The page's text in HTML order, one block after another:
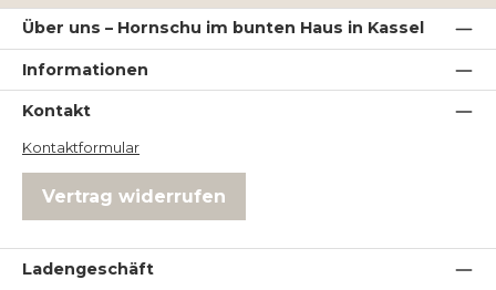
Über uns – Hornschu im bunten Haus in Kassel
Informationen
Kontakt
Kontaktformular
Vertrag widerrufen
Ladengeschäft